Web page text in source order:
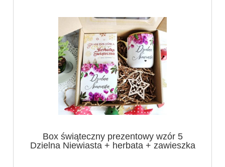
Box świąteczny prezentowy wzór 5
Dzielna Niewiasta + herbata + zawieszka